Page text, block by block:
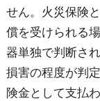
せん。火災保険
償を受けられる
器単独で判断さ
損害の程度が判
険金として支払